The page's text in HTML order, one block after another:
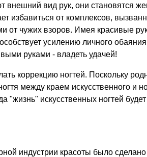
вид рук, они становятся
избавиться от комплексов,
от чужих взоров. Имея красивые
усилению личного
руками - владеть удачей!
коррекцию ногтей. Поскольку
между краем искусственного и
"жизнь" искусственных ногтей будет
индустрии красоты было